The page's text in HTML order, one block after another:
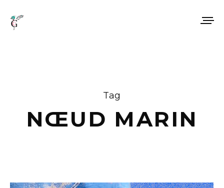
Tag
NŒUD MARIN